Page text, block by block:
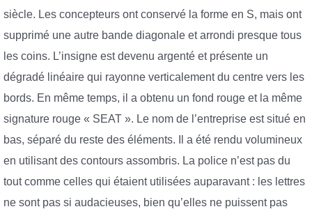
siècle. Les concepteurs ont conservé la forme en S, mais ont
supprimé une autre bande diagonale et arrondi presque tous
les coins. L’insigne est devenu argenté et présente un
dégradé linéaire qui rayonne verticalement du centre vers les
bords. En même temps, il a obtenu un fond rouge et la même
signature rouge « SEAT ». Le nom de l’entreprise est situé en
bas, séparé du reste des éléments. Il a été rendu volumineux
en utilisant des contours assombris. La police n’est pas du
tout comme celles qui étaient utilisées auparavant : les lettres
ne sont pas si audacieuses, bien qu’elles ne puissent pas